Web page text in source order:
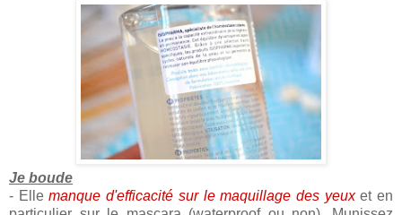
Je boude
- Ellemanque d'efficacité sur le maquillage des yeuxet en